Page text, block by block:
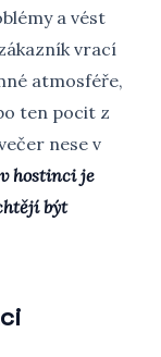
a vést
vrací
atmosféře,
ten pocit z
nese v
hostinci je
být